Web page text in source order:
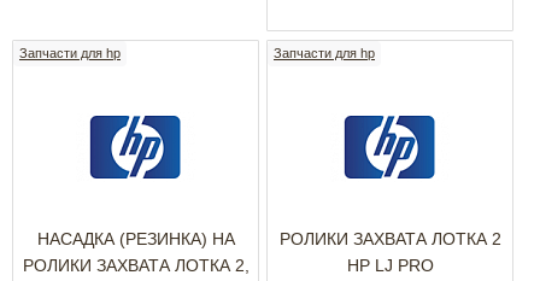
Запчасти для hp
НАСАДКА (РЕЗИНКА) НА
РОЛИКИ ЗАХВАТА ЛОТКА 2,
Запчасти для hp
РОЛИКИ ЗАХВАТА ЛОТКА 2
HP LJ PRO